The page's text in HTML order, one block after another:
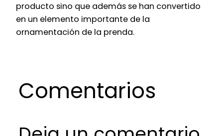
producto sino que además se han convertido
en un elemento importante de la
ornamentación de la prenda.
Comentarios